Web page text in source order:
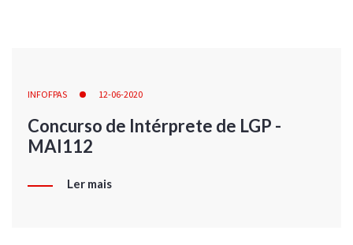
INFOFPAS 12-06-2020
Concurso de Intérprete de LGP -
MAI112
Ler mais